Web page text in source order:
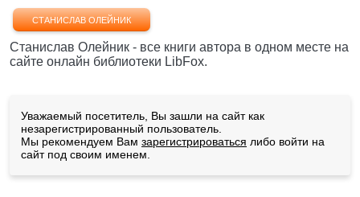
СТАНИСЛАВ ОЛЕЙНИК
Станислав Олейник - все книги автора в одном месте на
сайте онлайн библиотеки LibFox.
Уважаемый посетитель, Вы зашли на сайт как
незарегистрированный пользователь.
Мы рекомендуем Вам зарегистрироваться либо войти на
сайт под своим именем.